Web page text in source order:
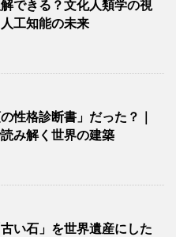
できる？文化人類学の視
工知能の未来
性格診断書」だった？｜
み解く世界の建築
い石」を世界遺産にした